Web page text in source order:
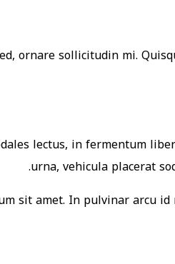
ornare sollicitudin mi.
lectus, in fermentum
urna, vehicula placerat
sit amet. In pulvinar arcu